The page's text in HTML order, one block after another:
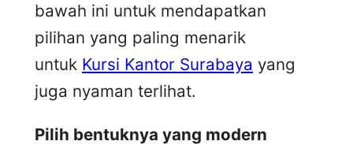
bawah ini untuk mendapatkan
pilihan yang paling menarik
untuk Kursi Kantor Surabaya yang
juga nyaman terlihat.
Pilih bentuknya yang modern